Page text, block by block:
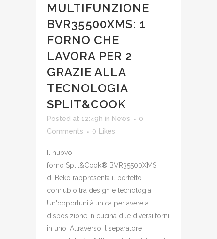
MULTIFUNZIONE
BVR35500XMS: 1
FORNO CHE
LAVORA PER 2
GRAZIE ALLA
TECNOLOGIA
SPLIT&COOK
Posted at 12:49h in News
0
Comments
0 Likes
Il nuovo
forno Split&Cook® BVR35500XMS
di Beko rappresenta il perfetto
connubio tra design e tecnologia.
Un'opportunità unica per avere a
disposizione in cucina due diversi forni
in uno! Attraverso il separatore